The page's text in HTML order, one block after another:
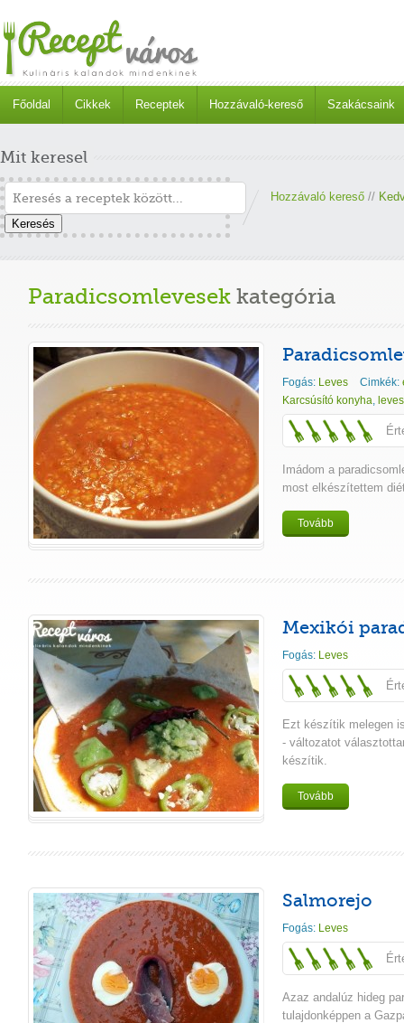
Főoldal Cikkek Receptek Hozzávaló-kereső Szakácsaink
Mit keresel
Keresés
Hozzávaló kereső //
Paradicsomlevesek kategória
Fogás: Leves Cimkék:
Karcsúsító konyha, leves
Imádom a
most elkészítettem
Tovább
Mexikói
Fogás: Leves
Ezt készítik melegen
- változatot
készítik.
Tovább
Salmorejo
Fogás: Leves
Azaz andalúz hideg
tulajdonképpen a